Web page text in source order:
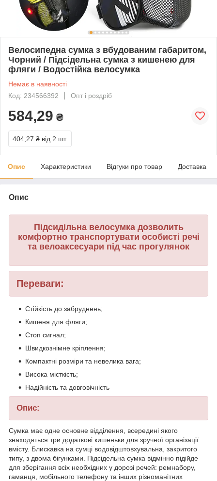
Велосипедна сумка з вбудованим габаритом,
Чорний / Підсідельна сумка з кишенею для
фляги / Водостійка велосумка
Немає в наявності
Код: 234566392
Опт і роздріб
584,29 ₴
404,27 ₴ від 2 шт.
Опис Характеристики Відгуки про товар Доставка
Опис
Підсидільна велосумка дозволить
комфортно транспортувати особисті речі
та велоаксесуари під час прогулянок
Переваги:
Стійкість до забруднень;
Кишеня для фляги;
Стоп сигнал;
Швидкознімне кріплення;
Компактні розміри та невелика вага;
Висока місткість;
Надійність та довговічність
Опис:
Сумка має одне основне відділення, всередині якого
знаходяться три додаткові кишеньки для зручної організації
вмісту. Блискавка на сумці водовідштовхувальна, закритого
типу, з двома бігунками. Підсідельна сумка відмінно підійде
для зберігання всіх необхідних у дорозі речей: ремнабору,
гаманця, мобільного телефону та інших різноманітних